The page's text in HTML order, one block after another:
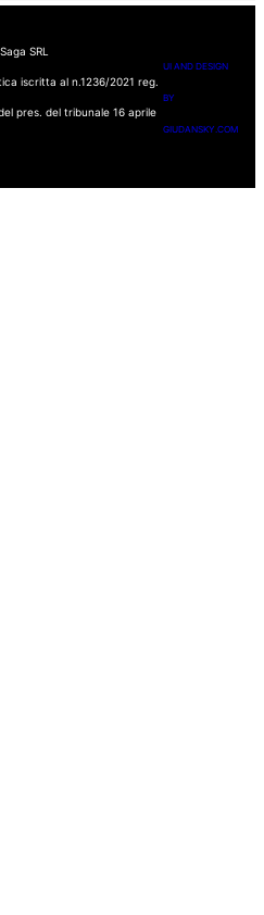
SRL
iscritta al n.1236/2021 reg.
pres. del tribunale 16 aprile
UI AND DESIGN
BY
GIUDANSKY.COM